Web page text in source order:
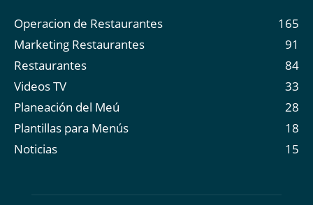
Operacion de Restaurantes
165
Marketing Restaurantes
91
Restaurantes
84
Videos TV
33
Planeación del Meú
28
Plantillas para Menús
18
Noticias
15